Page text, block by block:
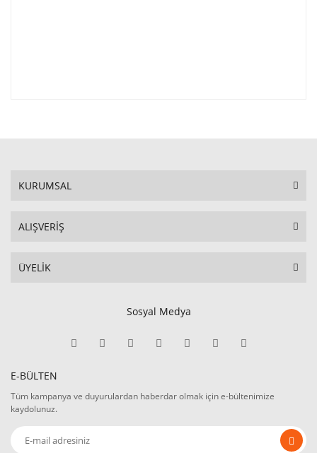
KURUMSAL
ALIŞVERİŞ
ÜYELİK
Sosyal Medya
E-BÜLTEN
Tüm kampanya ve duyurulardan haberdar olmak için e-bültenimize
kaydolunuz.